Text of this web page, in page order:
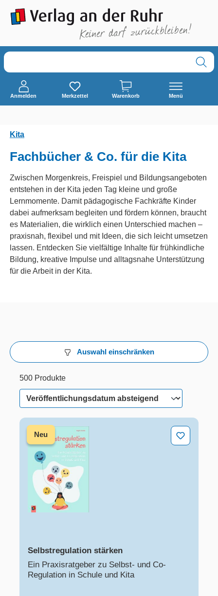
springen
Anmelden Merkzettel Warenkorb Menü
Kita
Fachbücher & Co. für die Kita
Zwischen Morgenkreis, Freispiel und Bildungsangeboten
entstehen in der Kita jeden Tag kleine und große
Lernmomente. Damit pädagogische Fachkräfte Kinder
dabei aufmerksam begleiten und fördern können, braucht
es Materialien, die wirklich einen Unterschied machen –
praxisnah, flexibel und mit Ideen, die sich leicht umsetzen
lassen. Entdecken Sie vielfältige Inhalte für frühkindliche
Bildung, kreative Impulse und alltagsnahe Unterstützung
für die Arbeit in der Kita.
Auswahl einschränken
500 Produkte
29 von 500 Produkten werden angezeigt
500 Produkte
Selbstregulation stärken
Neu
Selbstregulation stärken
Ein Praxisratgeber zu Selbst- und Co-
Regulation in Schule und Kita